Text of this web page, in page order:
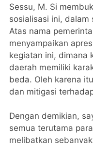
Sessu, M. Si
sosialisasi ini, dalam
Atas nama
menyampaikan
kegiatan ini, dimana
daerah memiliki
beda. Oleh karena
dan mitigasi
Dengan demikian,
semua terutama
melibatkan